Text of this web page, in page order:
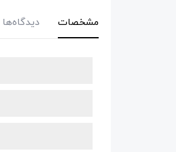
مشخصات دیدگاه‌ها